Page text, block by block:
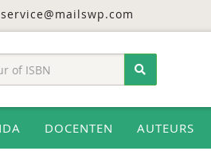
DOCENTEN AUTEURS